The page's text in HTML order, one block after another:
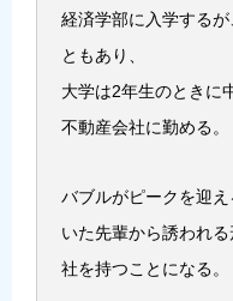
経済学部に入学する
ともあり、
大学は2年生のときに
不動産会社に勤める。
バブルがピークを迎
いた先輩から誘われ
社を持つことになる。